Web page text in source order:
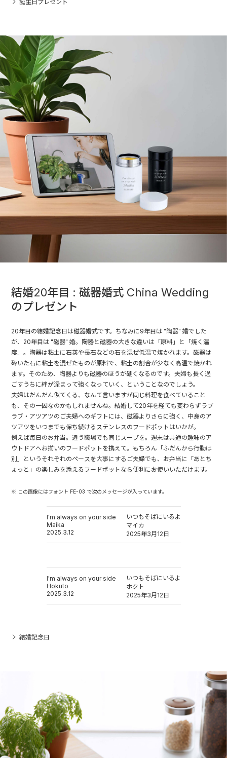
誕生日プレゼント
結婚20年目 : 磁器婚式 China Wedding
のプレゼント
20年目の結婚記念日は磁器婚式です。ちなみに9年目は "陶器" 婚でした
が、20年目は "磁器" 婚。陶器と磁器の大きな違いは「原料」と「焼く温
度」。陶器は粘土に石英や長石などの石を混ぜ低温で焼かれます。磁器は
砕いた石に粘土を混ぜたものが原料で、粘土の割合が少なく高温で焼かれ
ます。そのため、陶器よりも磁器のほうが硬くなるのです。夫婦も長く過
ごすうちに絆が深まって強くなっていく、ということなのでしょう。
夫婦はだんだん似てくる、なんて言いますが同じ料理を食べていること
も、その一因なのかもしれませんね。結婚して20年を経ても変わらずラブ
ラブ・アツアツのご夫婦へのギフトには、磁器よりさらに強く、中身のア
ツアツをいつまでも保ち続けるステンレスのフードポットはいかが。
例えば毎日のお弁当。違う職場でも同じスープを。週末は共通の趣味のア
ウトドアへお揃いのフードポットを携えて。もちろん「ふだんから行動は
別」というそれぞれのペースを大事にするご夫婦でも、お弁当に「あとち
ょっと」の楽しみを添えるフードポットなら便利にお使いいただけます。
※ この画像にはフォント FE-03 で次のメッセージが入っています。
I'm always on your side
Maika
2025.3.12
いつもそばにいるよ
マイカ
2025年3月12日
I'm always on your side
Hokuto
2025.3.12
いつもそばにいるよ
ホクト
2025年3月12日
結婚記念日